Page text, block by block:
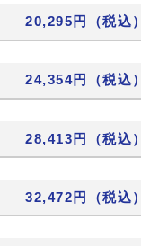
20,295円（税込）
24,354円（税込）
28,413円（税込）
32,472円（税込）